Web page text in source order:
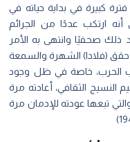
في بداية حياته في
عددًا من الجرائم
صحفيًا وانتهى به الأمر
(فلادا) الشهرة والسمعة
خاصة في ظل وجود
الثقافي، أعادته مرة
تبعها عودته للإدمان مرة